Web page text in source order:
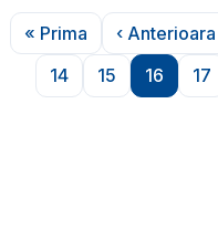
Paginare
Prima pagină
« Prima ‹ Anterioara
Pagina
14
Pagina
15
Pagina
16 17